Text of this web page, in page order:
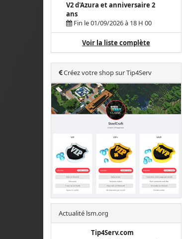
V2 d'Azura et anniversaire 2
ans
Fin le 01/09/2026 à 18 H 00
Voir la liste complète
Créez votre shop sur Tip4Serv
Actualité lsm.org
Tip4Serv.com